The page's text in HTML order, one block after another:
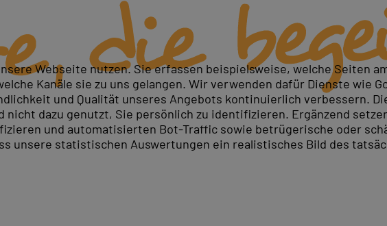
und anwenden
Webseite nutzen. Sie erfassen beispielsweise, welche Seiten
Kanäle sie zu uns gelangen. Wir verwenden dafür Dienste wie
und Qualität unseres Angebots kontinuierlich verbessern.
dazu genutzt, Sie persönlich zu identifizieren. Ergänzend
und automatisierten Bot-Traffic sowie betrügerische oder
unsere statistischen Auswertungen ein realistisches Bild des